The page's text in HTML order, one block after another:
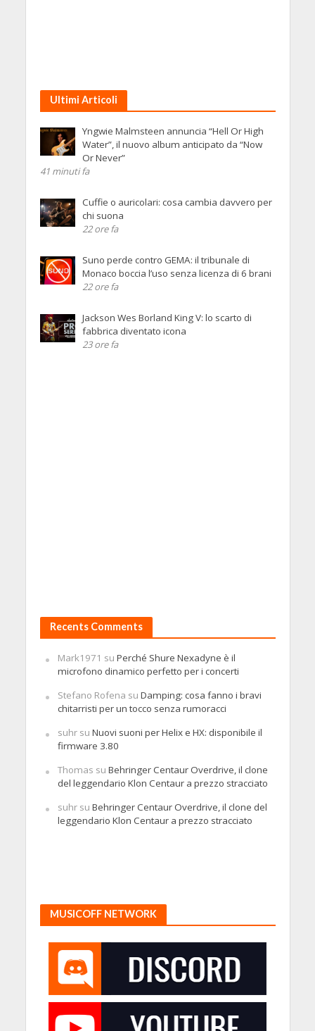
Ultimi Articoli
Yngwie Malmsteen annuncia “Hell Or High
Water”, il nuovo album anticipato da “Now
Or Never”
41 minuti fa
Cuffie o auricolari: cosa cambia davvero per
chi suona
22 ore fa
Suno perde contro GEMA: il tribunale di
Monaco boccia l’uso senza licenza di 6 brani
22 ore fa
Jackson Wes Borland King V: lo scarto di
fabbrica diventato icona
23 ore fa
Recents Comments
Mark1971 su Perché Shure Nexadyne è il
microfono dinamico perfetto per i concerti
Stefano Rofena su Damping: cosa fanno i bravi
chitarristi per un tocco senza rumoracci
suhrsu Nuovi suoni per Helix e HX: disponibile il
firmware 3.80
Thomas su Behringer Centaur Overdrive, il clone
del leggendario Klon Centaur a prezzo stracciato
suhrsu Behringer Centaur Overdrive, il clone del
leggendario Klon Centaur a prezzo stracciato
MUSICOFF NETWORK